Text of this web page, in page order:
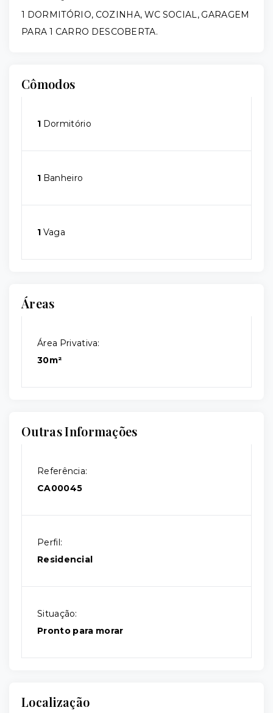
1 DORMITÓRIO, COZINHA, WC SOCIAL, GARAGEM
PARA 1 CARRO DESCOBERTA.
Cômodos
1 Dormitório
1 Banheiro
1 Vaga
Áreas
Área Privativa:
30m²
Outras Informações
Referência:
CA00045
Perfil:
Residencial
Situação:
Pronto para morar
Localização